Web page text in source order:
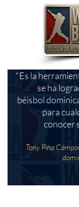
"Es la
se ha
béisbol
para
conocer
Tony Piña